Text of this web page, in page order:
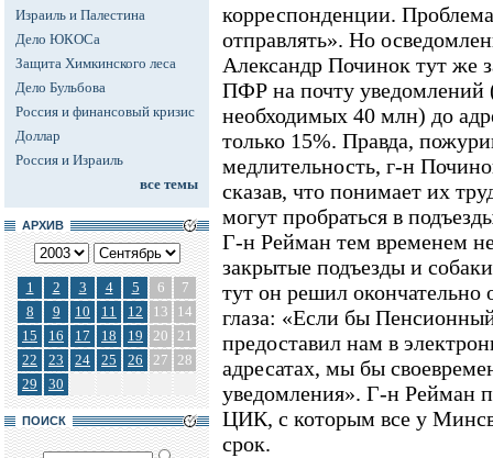
Израиль и Палестина
Дело ЮКОСа
Защита Химкинского леса
Дело Бульбова
Россия и финансовый кризис
Доллар
Россия и Израиль
все темы
АРХИВ
1 2 3 4 5 6
7
8
9 10 11 12 13
14
15
16 17 18 19 20 21
22
23 24 25 26 27 28
29
30
ПОИСК
корреспонденции.
отправлять». Но
Александр Починок тут же
ПФР на почту уведомлений
необходимых 40 млн) до
только 15%. Правда,
медлительность, г-н
сказав, что понимает их
могут пробраться в
Г-н Рейман тем временем
закрытые подъезды и
тут он решил окончательно
глаза: «Если бы
предоставил нам в
адресатах, мы бы
уведомления». Г-н Рейман
ЦИК, с которым все у
срок.